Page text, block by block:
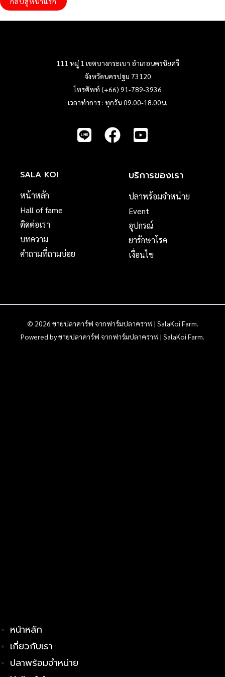
111 หมู่ 1 เขตบางกระเบา อำเภอนครชัยศรี
จังหวัดนครปฐม 73120
โทรศัพท์ (+66) 91-789-3936
เวลาทำการ : ทุกวัน 09.00-18.00น.
SALA KOI
หน้าหลัก
Hall of fame
ติดต่อเรา
บทความ
คำถามที่ถามบ่อย
บริการของเรา
ปลาพร้อมจำหน่าย
Event
อุปกรณ์
ยารักษาโรค
เงื่อนไข
© 2026 ขายปลาคาร์ฟ จากฟาร์มปลาคราฟ | SalaKoi Farm.
Powered by ขายปลาคาร์ฟ จากฟาร์มปลาคราฟ | SalaKoi Farm.
หน้าหลัก
เกี่ยวกับเรา
ปลาพร้อมจำหน่าย